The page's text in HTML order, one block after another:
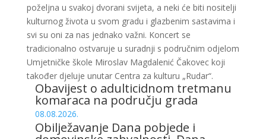
poželjna u svakoj dvorani svijeta, a neki će biti nositelji
kulturnog života u svom gradu i glazbenim sastavima i
svi su oni za nas jednako važni. Koncert se
tradicionalno ostvaruje u suradnji s područnim odjelom
Umjetničke škole Miroslav Magdalenić Čakovec koji
također djeluje unutar Centra za kulturu „Rudar“.
Obavijest o adulticidnom tretmanu
komaraca na području grada
08.08.2026.
Obilježavanje Dana pobjede i